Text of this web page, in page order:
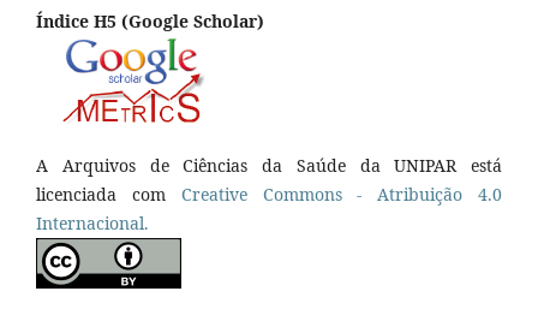
Índice H5 (Google Scholar)
A Arquivos de Ciências da Saúde da UNIPAR está
licenciada com Creative Commons - Atribuição 4.0
Internacional.